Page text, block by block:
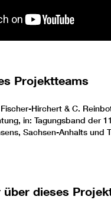
Projektteams
Hirchert & C.
in: Tagungsband der
Sachsen-Anhalts und
über dieses